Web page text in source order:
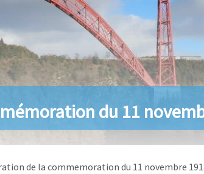
du 11
de la commemoration du 11 novembre